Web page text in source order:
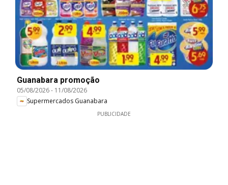
Guanabara promoção
05/08/2026- 11/08/2026
Supermercados Guanabara
PUBLICIDADE